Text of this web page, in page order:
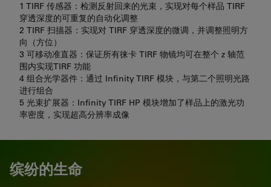
1 TIRF 传感器：检测反射回来的光束，实现对每个样品 TIRF
穿透深度的可重复的自动化调整
2 TIRF 扫描器：实现对 TIRF 穿透深度的微调，并调整照明方
向（方位）
3 可移动准直器：保证所有徕卡 TIRF 物镜均可在整个 z 轴范
围内实现TIRF 功能
4 组合光学器件：通过 Infinity TIRF 模块，与第二个照明光路
进行组合
5 光束扩展器：Infinity TIRF HP 模块增加了样品上的激光功
率密度，实现超高分辨率成像
缤纷的生命